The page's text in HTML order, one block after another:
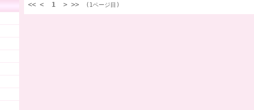
<< < 1 > >> (1ページ目)